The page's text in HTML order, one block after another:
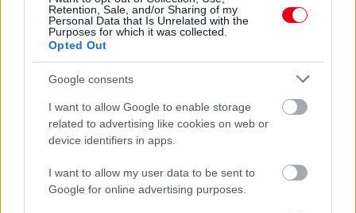
Retention, Sale, and/or Sharing of my
Personal Data that Is Unrelated with the
Purposes for which it was collected.
Opted Out
Google consents
I want to allow Google to enable storage
related to advertising like cookies on web or
device identifiers in apps.
I want to allow my user data to be sent to
Google for online advertising purposes.
10 órája